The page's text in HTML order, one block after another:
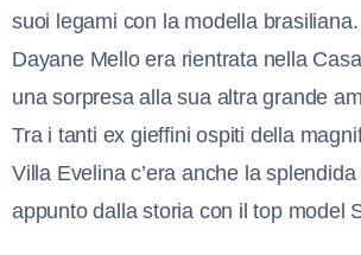
suoi legami con la modella
Dayane Mello era rientrata nella
una sorpresa alla sua altra grande
Tra i tanti ex gieffini ospiti della
Villa Evelina c’era anche la
appunto dalla storia con il top model